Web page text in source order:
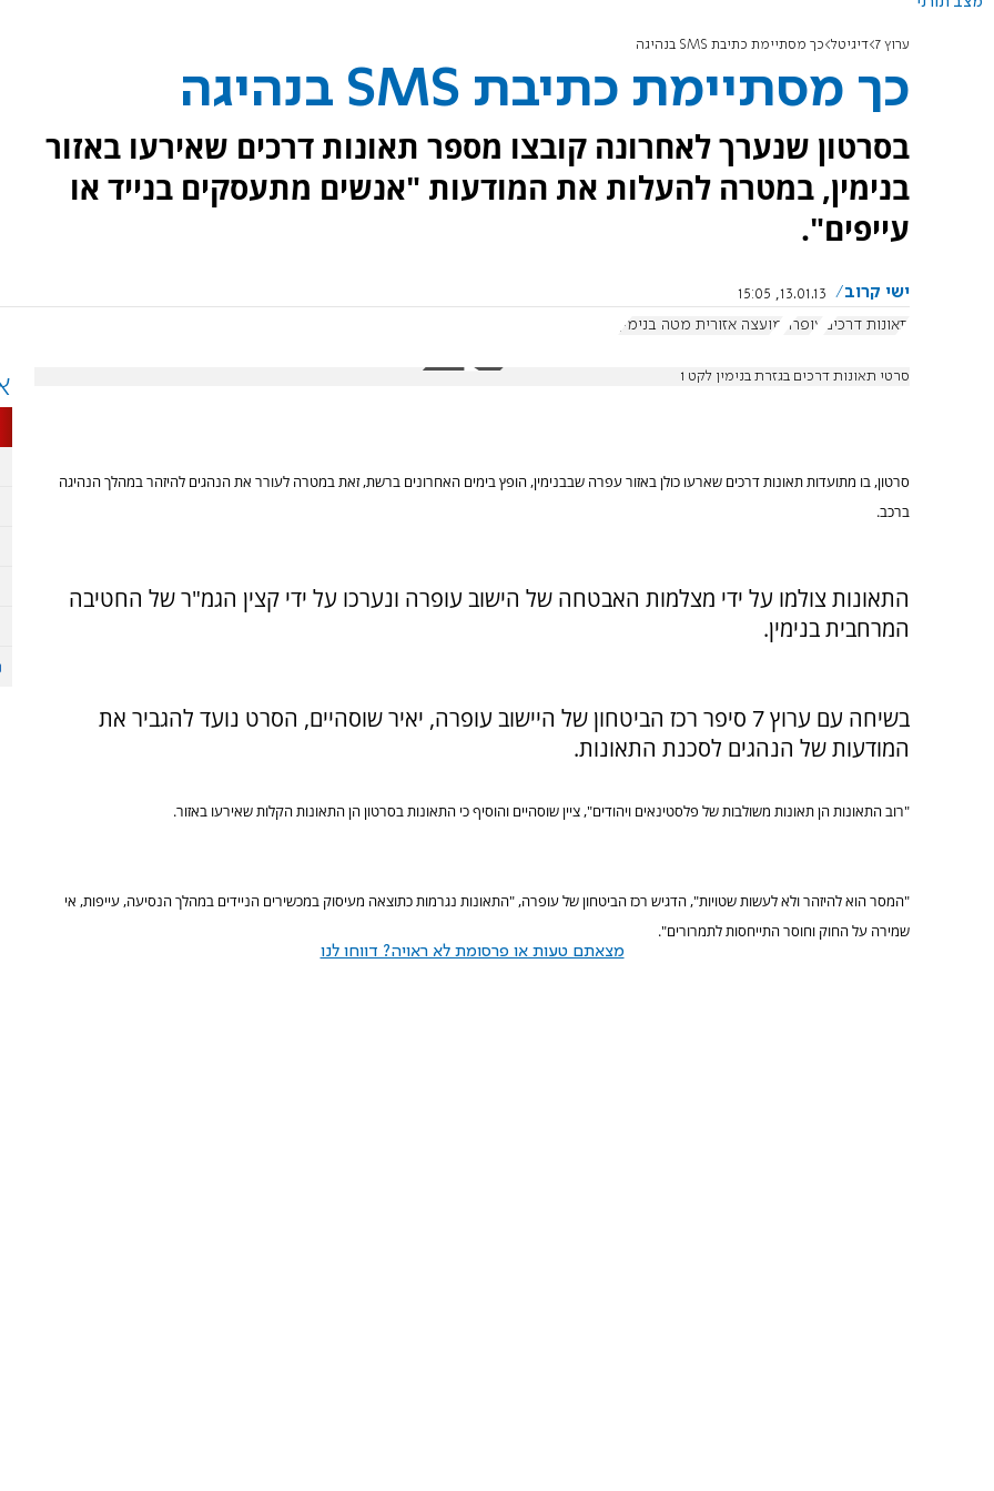
ערוץ 7 דיגיטל כך מסתיימת כתיבת SMS בנהיגה
כך מסתיימת כתיבת SMS בנהיגה
בסרטון שנערך לאחרונה קובצו מספר תאונות דרכים שאירעו באזור
בנימין, במטרה להעלות את המודעות "אנשים מתעסקים בנייד או
עייפים".
ישי קרוב
13.01.13, 15:05
תאונות דרכים
עופרה מועצה אזורית מטה בנימין
סרטי תאונות דרכים בגזרת בנימין לקט 1
סרטון, בו מתועדות תאונות דרכים שארעו כולן באזור עפרה שבבנימין, הופץ בימים האחרונים ברשת, זאת במטרה לעורר את הנהגים להיזהר במהלך הנהיגה
ברכב.
התאונות צולמו על ידי מצלמות האבטחה של הישוב עופרה ונערכו על ידי קצין הגמ"ר של החטיבה
המרחבית בנימין.
בשיחה עם ערוץ 7 סיפר רכז הביטחון של היישוב עופרה, יאיר שוסהיים, הסרט נועד להגביר את
המודעות של הנהגים לסכנת התאונות.
"רוב התאונות הן תאונות משולבות של פלסטינאים ויהודים", ציין שוסהיים והוסיף כי התאונות בסרטון הן התאונות הקלות שאירעו באזור.
"המסר הוא להיזהר ולא לעשות שטויות", הדגיש רכז הביטחון של עופרה, "התאונות נגרמות כתוצאה מעיסוק במכשירים הניידים במהלך הנסיעה, עייפות, אי
שמירה על החוק וחוסר התייחסות לתמרורים".
מצאתם טעות או פרסומת לא ראויה? דווחו לנו